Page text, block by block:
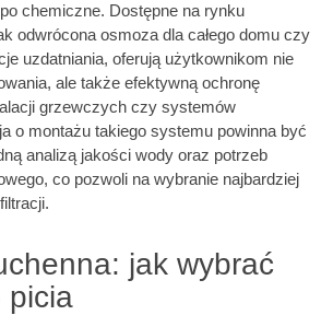
chemiczne. Dostępne na rynku
odwrócona osmoza dla całego domu czy
uzdatniania, oferują użytkownikom nie
ale także efektywną ochronę
grzewczych czy systemów
o montażu takiego systemu powinna być
analizą jakości wody oraz potrzeb
co pozwoli na wybranie najbardziej
jak wybrać
picia